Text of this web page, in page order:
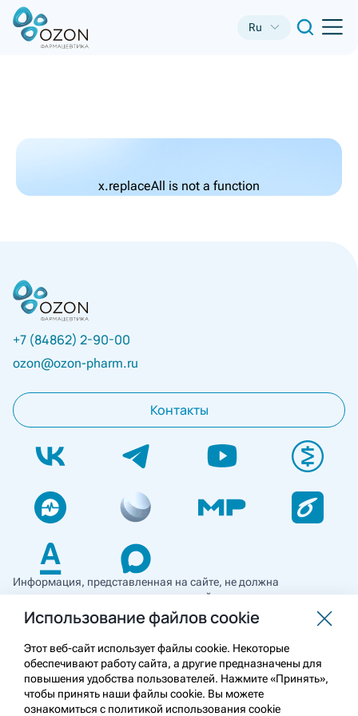
Ru
x.replaceAll is not a function
+7 (84862) 2-90-00
ozon@ozon-pharm.ru
Контакты
Информация, представленная на сайте, не должна
использоваться для самостоятельной диагностики и лечения
и не может служить заменой очной консультации врача. Перед
применением необходимо ознакомиться
с противопоказаниями препарата. Информация
о лекарственных средствах рецептурного отпуска
предназначена для медицинских и фармацевтических
работников.
Использование файлов cookie
Этот веб-сайт использует файлы cookie. Некоторые
обеспечивают работу сайта, а другие предназначены для
повышения удобства пользователей. Нажмите «Принять»,
чтобы принять наши файлы cookie. Вы можете
ознакомиться с политикой использования cookie